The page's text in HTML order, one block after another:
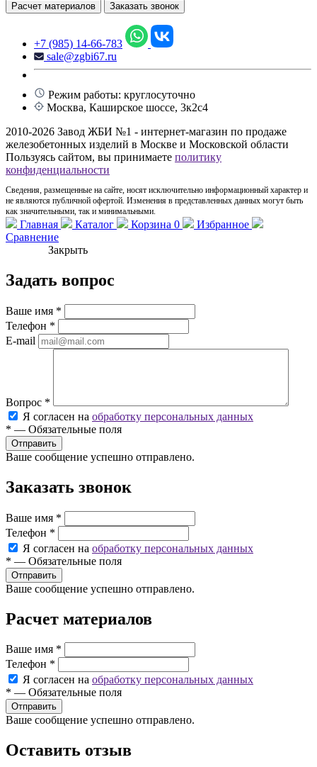
Расчет материалов Заказать звонок
+7 (985) 14-66-783
sale@zgbi67.ru
Режим работы: круглосуточно
Москва, Каширское шоссе, 3к2с4
2010-2026 Завод ЖБИ №1 - интернет-магазин по продаже
железобетонных изделий в Москве и Московской области
Пользуясь сайтом, вы принимаете политику
конфиденциальности
Сведения, размещенные на сайте, носят исключительно информационный характер и
не являются публичной офертой. Изменения в представленных данных могут быть
как значительными, так и минимальными.
Главная Каталог Корзина 0
Избранное
Сравнение
Закрыть
Задать вопрос
Ваше имя *
Телефон *
E-mail
Вопрос *
Я согласен на обработку персональных данных
* — Обязательные поля
Ваше сообщение успешно отправлено.
Заказать звонок
Ваше имя *
Телефон *
Я согласен на обработку персональных данных
* — Обязательные поля
Ваше сообщение успешно отправлено.
Расчет материалов
Ваше имя *
Телефон *
Я согласен на обработку персональных данных
* — Обязательные поля
Ваше сообщение успешно отправлено.
Оставить отзыв